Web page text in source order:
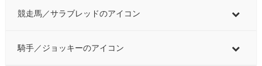
競走馬／サラブレッドのアイコン
騎手／ジョッキーのアイコン